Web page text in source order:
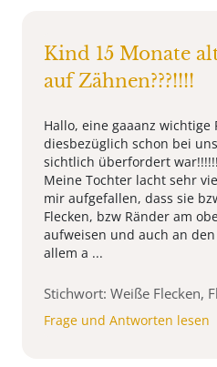
Kind 15 Monate
auf Zähnen???!!!!
Hallo, eine gaaanz wichtige
diesbezüglich schon bei
sichtlich überfordert
Meine Tochter lacht sehr
mir aufgefallen, dass sie
Flecken, bzw Ränder am
aufweisen und auch an
allem a ...
Stichwort: Weiße Flecken,
Frage und Antworten lesen